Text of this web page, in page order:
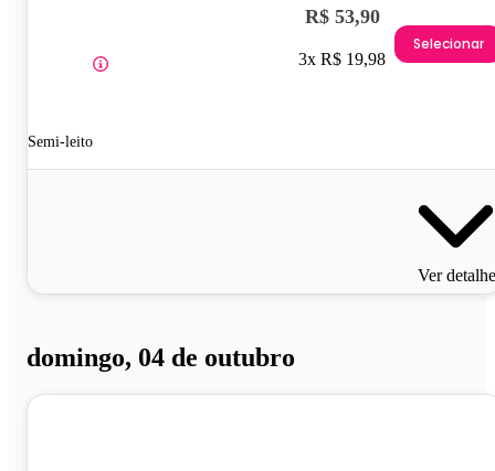
Semi-leito
R$ 53,90
3x R$ 19,98
Selecionar
Ver
domingo, 04 de outubro